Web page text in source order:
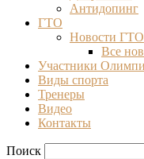
Антидопинг
ГТО
Новости ГТО
Все
Участники
Виды спорта
Тренеры
Видео
Контакты
Поиск